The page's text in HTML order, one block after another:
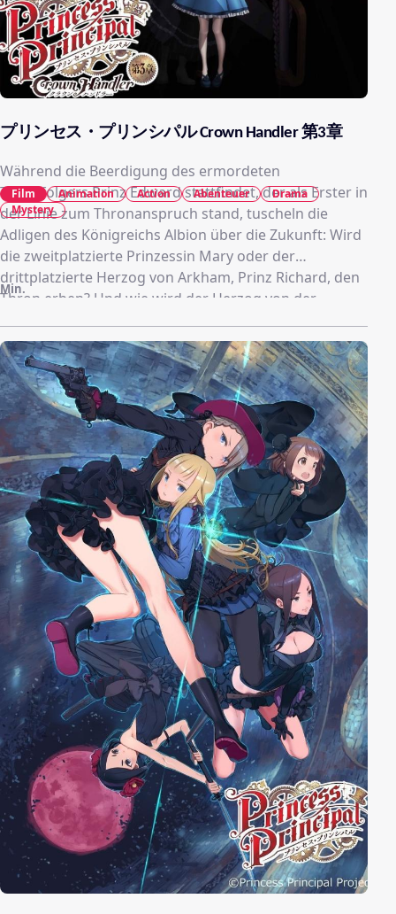
プリンセス・プリンシパル Crown Handler 第3章
Während die Beerdigung des ermordeten
Thronfolgers Prinz Edward stattfindet, der als Erster in
der Linie zum Thronanspruch stand, tuscheln die
Adligen des Königreichs Albion über die Zukunft: Wird
die zweitplatzierte Prinzessin Mary oder der
drittplatzierte Herzog von Arkham, Prinz Richard, den
Thron erben? Und wie wird der Herzog von der
Min.
Film Animation Action Abenteuer
Drama
Mystery